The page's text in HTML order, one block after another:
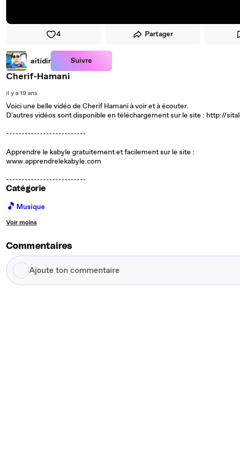
4 Partager
aitidir Suivre
Cherif-Hamani
il y a 19 ans
Voici une belle vidéo de Cherif Hamani à voir et à écouter.
D'autres vidéos sont disponible en téléchargement sur le site : http://
--------------------------
Apprendre le kabyle gratuitement et facilement sur le site :
www.apprendrelekabyle.com
--------------------------
Catégorie
🎵 Musique
Voir moins
Commentaires
Ajoute
ton